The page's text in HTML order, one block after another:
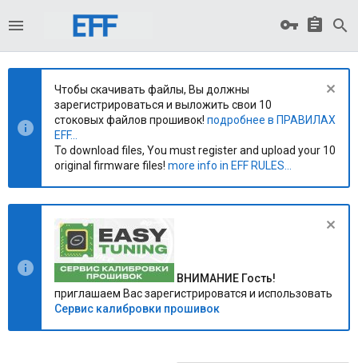
Чтобы скачивать файлы, Вы должны
зарегистрироваться и выложить свои 10
стоковых файлов прошивок! подробнее в ПРАВИЛАХ
EFF...
To download files, You must register and upload your 10
original firmware files! more info in EFF RULES...
ВНИМАНИЕ Гость!
приглашаем Вас зарегистрироватся и использовать
Сервис калибровки прошивок